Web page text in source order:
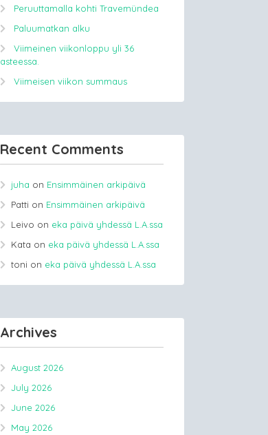
Peruuttamalla kohti Travemündea
Paluumatkan alku
Viimeinen viikonloppu yli 36
asteessa.
Viimeisen viikon summaus
Recent Comments
juha on Ensimmäinen arkipäivä
Patti on Ensimmäinen arkipäivä
Leivo on eka päivä yhdessä L.A.ssa
Kata on eka päivä yhdessä L.A.ssa
toni on eka päivä yhdessä L.A.ssa
Archives
August 2026
July 2026
June 2026
May 2026